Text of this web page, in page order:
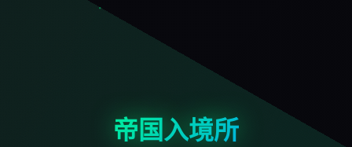
帝国入境所